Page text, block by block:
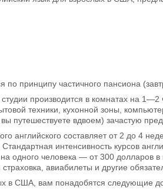
по принципу частичного пансиона
производится в комнатах на
техники, кухонной зоны,
путешествуете вдвоем) зачастую
английского составляет от 2 до 4
интенсивность курсов
одного человека — от 300 долларов
авиабилеты и другие
в США, вам понадобятся следующие